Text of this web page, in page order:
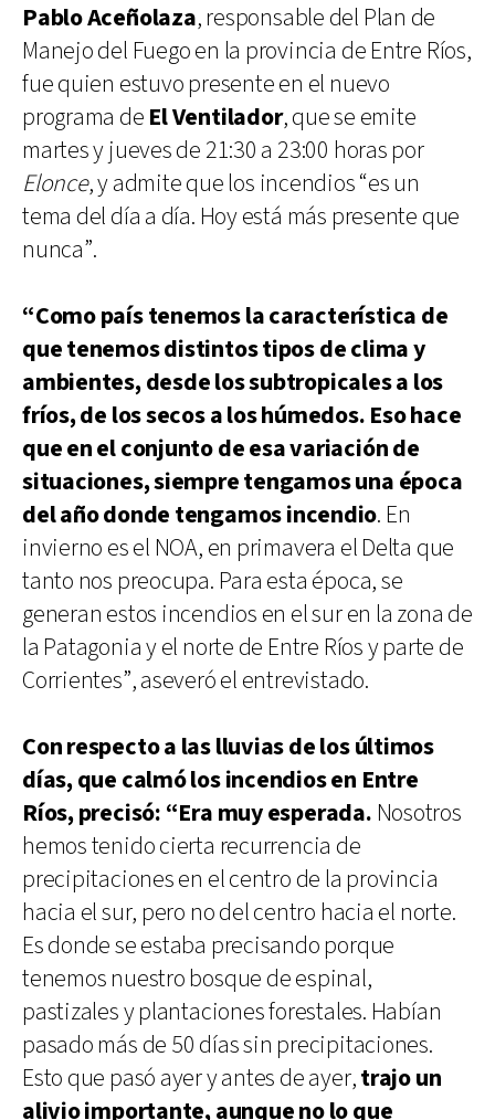
Pablo Aceñolaza, responsable del Plan de
Manejo del Fuego en la provincia de Entre Ríos,
fue quien estuvo presente en el nuevo
programa de El Ventilador, que se emite
martes y jueves de 21:30 a 23:00 horas por
Elonce, y admite que los incendios “es un
tema del día a día. Hoy está más presente que
nunca”.
“Como país tenemos la característica de
que tenemos distintos tipos de clima y
ambientes, desde los subtropicales a los
fríos, de los secos a los húmedos. Eso hace
que en el conjunto de esa variación de
situaciones, siempre tengamos una época
del año donde tengamos incendio. En
invierno es el NOA, en primavera el Delta que
tanto nos preocupa. Para esta época, se
generan estos incendios en el sur en la zona de
la Patagonia y el norte de Entre Ríos y parte de
Corrientes”, aseveró el entrevistado.
Con respecto a las lluvias de los últimos
días, que calmó los incendios en Entre
Ríos, precisó: “Era muy esperada. Nosotros
hemos tenido cierta recurrencia de
precipitaciones en el centro de la provincia
hacia el sur, pero no del centro hacia el norte.
Es donde se estaba precisando porque
tenemos nuestro bosque de espinal,
pastizales y plantaciones forestales. Habían
pasado más de 50 días sin precipitaciones.
Esto que pasó ayer y antes de ayer,trajo un
alivio importante, aunque no lo que